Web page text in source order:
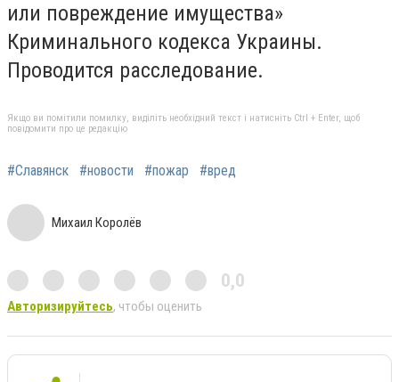
или повреждение имущества»
Криминального кодекса Украины.
Проводится расследование.
Якщо ви помітили помилку, виділіть необхідний текст і натисніть Ctrl + Enter, щоб
повідомити про це редакцію
#Славянск #новости #пожар #вред
Михаил Королёв
0,0
Авторизируйтесь, чтобы оценить